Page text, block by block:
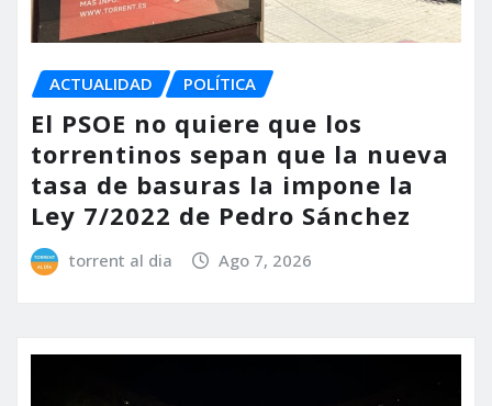
ACTUALIDAD POLÍTICA
El PSOE no quiere que los
torrentinos sepan que la nueva
tasa de basuras la impone la
Ley 7/2022 de Pedro Sánchez
torrent al dia Ago 7, 2026